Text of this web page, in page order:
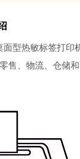
面型热敏标签打
售、物流、仓储